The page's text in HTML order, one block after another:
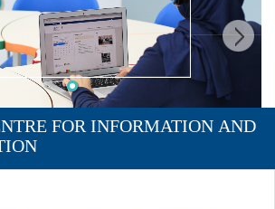
FOR INFORMATION AND